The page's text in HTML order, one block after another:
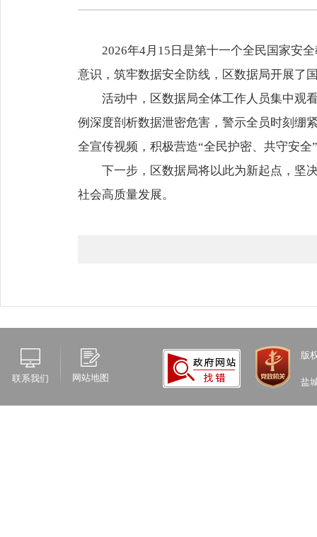
2026年4月15日是第十一个全民国家安
意识，筑牢数据安全防线，区数据局开展了
活动中，区数据局全体工作人员集中观
例深度剖析数据泄密危害，警示全员时刻绷
全宣传视频，积极营造“全民护密、共守安全
下一步，区数据局将以此为新起点，坚
社会高质量发展。
联系我们 网站地图
版
盐